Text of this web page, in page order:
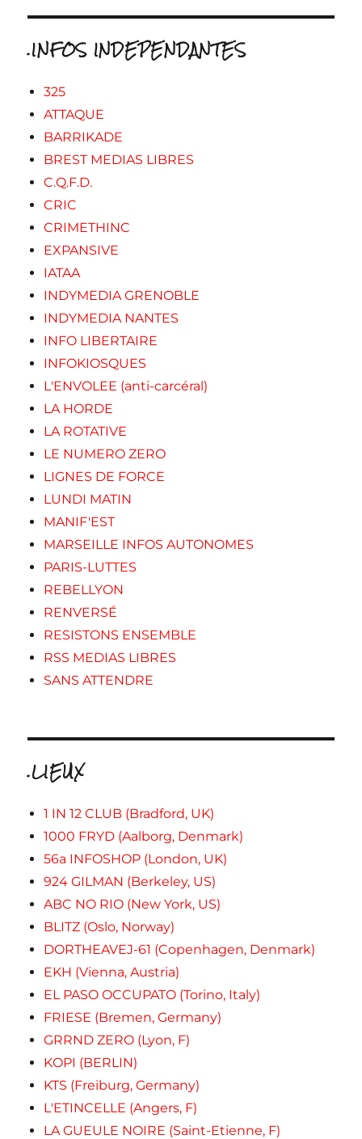
.INFOS INDEPENDANTES
325
ATTAQUE
BARRIKADE
BREST MEDIAS LIBRES
C.Q.F.D.
CRIC
CRIMETHINC
EXPANSIVE
IATAA
INDYMEDIA GRENOBLE
INDYMEDIA NANTES
INFO LIBERTAIRE
INFOKIOSQUES
L'ENVOLEE (anti-carcéral)
LA HORDE
LA ROTATIVE
LE NUMERO ZERO
LIGNES DE FORCE
LUNDI MATIN
MANIF'EST
MARSEILLE INFOS AUTONOMES
PARIS-LUTTES
REBELLYON
RENVERSÉ
RESISTONS ENSEMBLE
RSS MEDIAS LIBRES
SANS ATTENDRE
.LIEUX
1 IN 12 CLUB (Bradford, UK)
1000 FRYD (Aalborg, Denmark)
56a INFOSHOP (London, UK)
924 GILMAN (Berkeley, US)
ABC NO RIO (New York, US)
BLITZ (Oslo, Norway)
DORTHEAVEJ-61 (Copenhagen, Denmark)
EKH (Vienna, Austria)
EL PASO OCCUPATO (Torino, Italy)
FRIESE (Bremen, Germany)
GRRND ZERO (Lyon, F)
KOPI (BERLIN)
KTS (Freiburg, Germany)
L'ETINCELLE (Angers, F)
LA GUEULE NOIRE (Saint-Etienne, F)